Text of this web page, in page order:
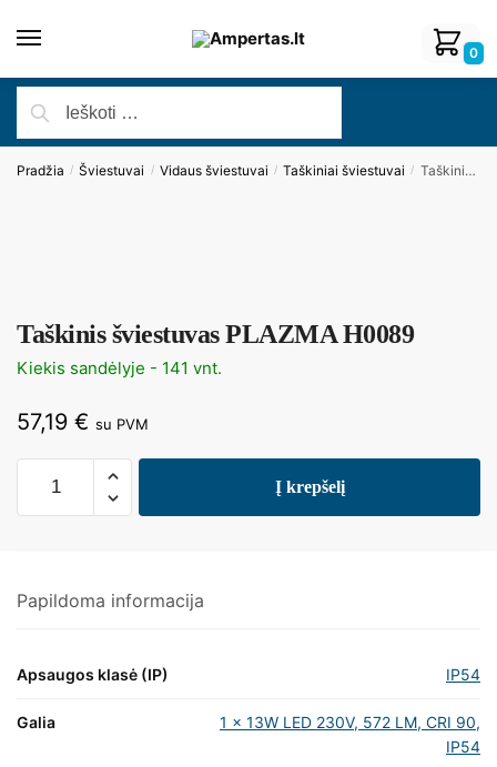
0
Pradžia / Šviestuvai / Vidaus šviestuvai / Taškiniai šviestuvai / Taškinis šviestuvas PLAZMA H0089
Taškinis šviestuvas PLAZMA H0089
Kiekis sandėlyje - 141 vnt.
57,19 € su PVM
Į krepšelį
Papildoma informacija
Apsaugos klasė (IP) IP54
Galia
1 x 13W LED 230V, 572 LM, CRI 90,
IP54